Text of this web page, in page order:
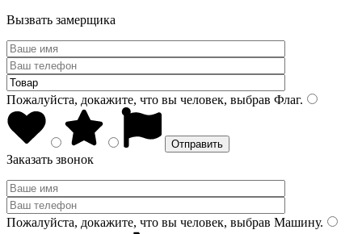
Вызвать замерщика
Пожалуйста, докажите, что вы человек, выбрав Флаг.
Заказать звонок
Пожалуйста, докажите, что вы человек, выбрав Машину.